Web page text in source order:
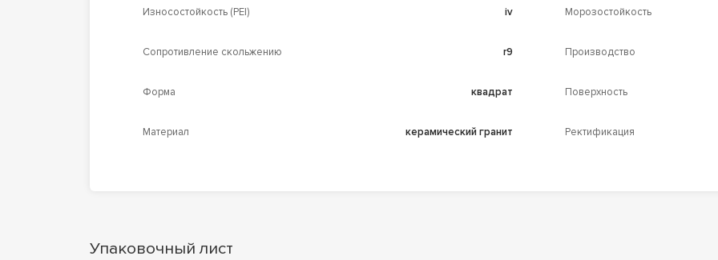
Износостойкость (PEI) iv Морозостойкость
Сопротивление скольжению r9 Производство
Форма квадрат Поверхность
Материал керамический гранит Ректификация
Упаковочный лист